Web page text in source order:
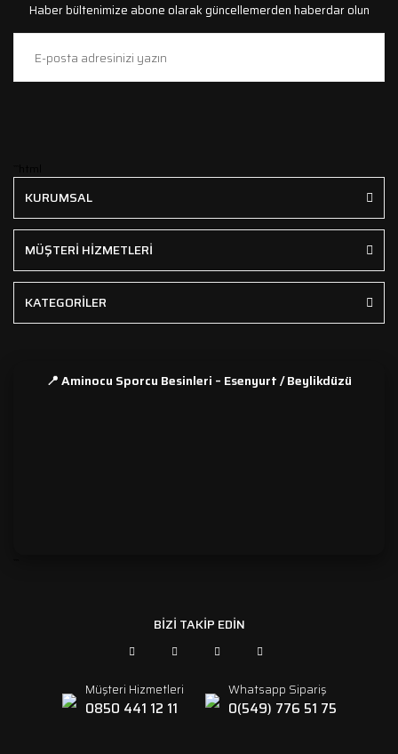
Haber bültenimize abone olarak güncellemerden haberdar olun
KURUMSAL
MÜŞTERİ HİZMETLERİ
KATEGORİLER
📍 Aminocu Sporcu Besinleri – Esenyurt / Beylikdüzü
BİZİ TAKİP EDİN
Müşteri Hizmetleri
0850 441 12 11
Whatsapp Sipariş
0(549) 776 51 75